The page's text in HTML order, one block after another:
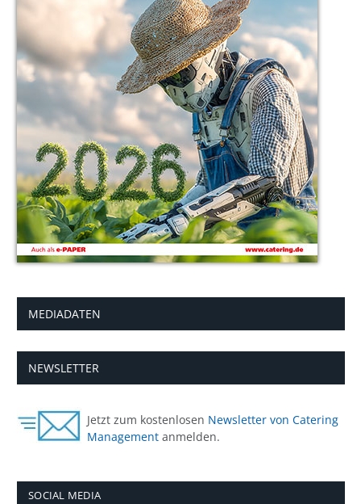
MEDIADATEN
NEWSLETTER
Jetzt zum kostenlosen Newsletter von Catering
Management anmelden.
SOCIAL MEDIA